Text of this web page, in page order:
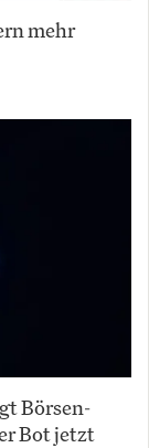
mehr
Börsen-
Bot jetzt